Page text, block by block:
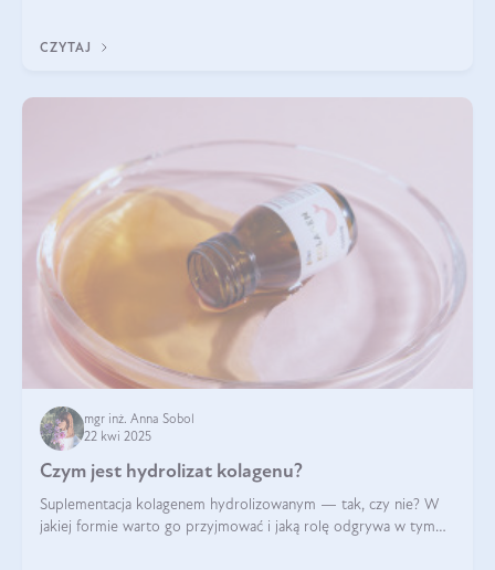
CZYTAJ
mgr inż. Anna Sobol
22 kwi 2025
Czym jest hydrolizat kolagenu?
Suplementacja kolagenem hydrolizowanym — tak, czy nie? W
jakiej formie warto go przyjmować i jaką rolę odgrywa w tym